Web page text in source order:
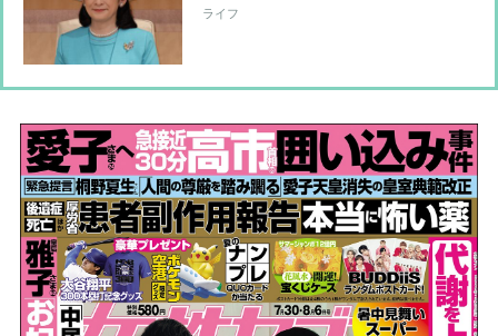
披露「花柄ボタン」に可憐な純白コー
ライフ